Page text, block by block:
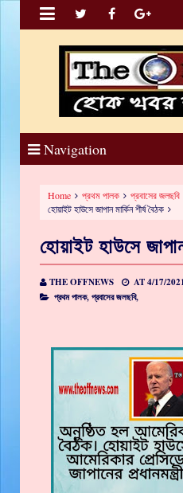

Navigation
Home প্রথম পালক
প্রবাসের জলছবি
হোয়াইট হাউসে জাপান মার্কিন শীর্ষ বৈঠক
হোয়াইট হাউসে
THE OFFNEWS AT4/17/
প্রথম পালক,প্রবাসের জলছবি,